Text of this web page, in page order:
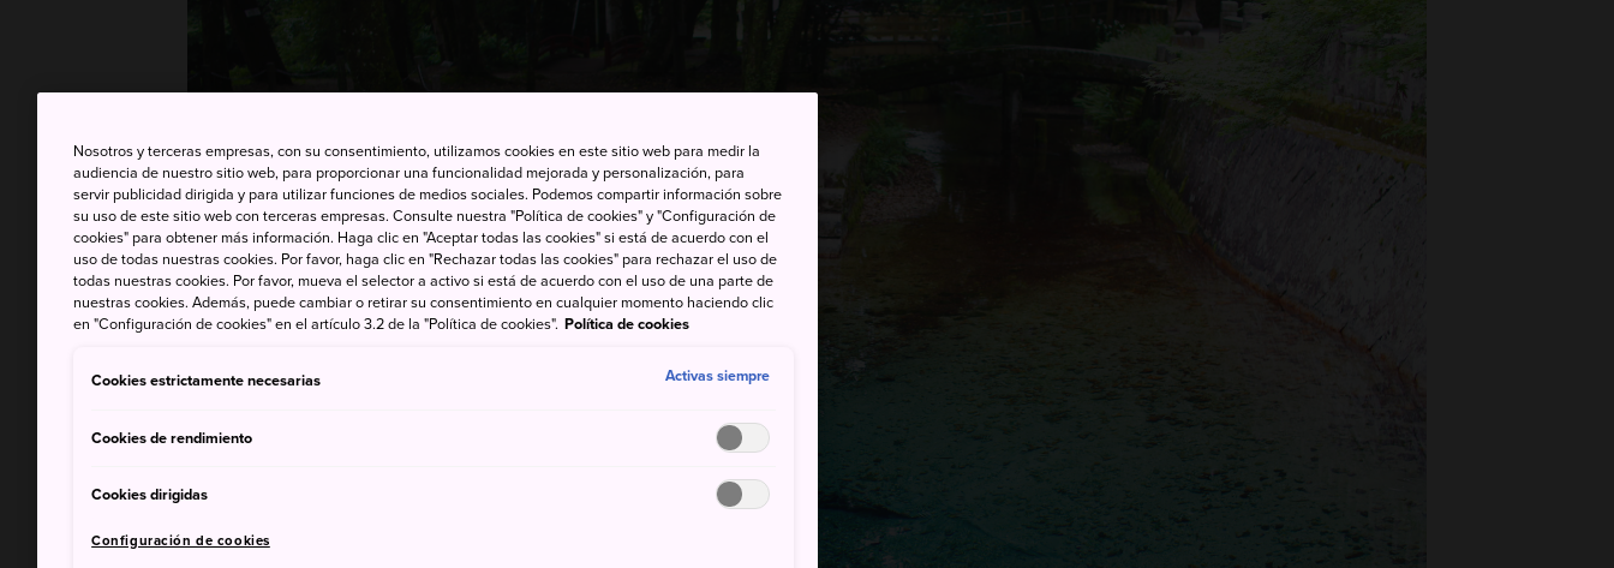
Nosotros y terceras empresas, con su consentimiento, utilizamos cookies en este sitio web para medir la
audiencia de nuestro sitio web, para proporcionar una funcionalidad mejorada y personalización, para
servir publicidad dirigida y para utilizar funciones de medios sociales. Podemos compartir información sobre
su uso de este sitio web con terceras empresas. Consulte nuestra "Política de cookies" y "Configuración de
cookies" para obtener más información. Haga clic en "Aceptar todas las cookies" si está de acuerdo con el
uso de todas nuestras cookies. Por favor, haga clic en "Rechazar todas las cookies" para rechazar el uso de
todas nuestras cookies. Por favor, mueva el selector a activo si está de acuerdo con el uso de una parte de
nuestras cookies. Además, puede cambiar o retirar su consentimiento en cualquier momento haciendo clic
en "Configuración de cookies" en el artículo 3.2 de la "Política de cookies". Política de cookies
Cookies estrictamente necesarias Activas siempre
Cookies de rendimiento
Cookies dirigidas
Configuración de cookies